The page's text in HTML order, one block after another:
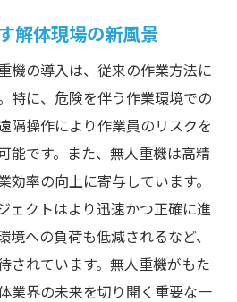
作業の安全対策と技術の進
とその効果
わる作業員の安全管理
グによる安全性向上の実例
視技術の導入と安全性の強
る危険要因の事前特定と対
解体現場の新風景
機の導入は、従来の作業方法に
特に、危険を伴う作業環境での
隔操作により作業員のリスクを
能です。また、無人重機は高精
効率の向上に寄与しています。
ェクトはより迅速かつ正確に進
境への負荷も低減されるなど、
されています。無人重機がもた
業界の未来を切り開く重要な一